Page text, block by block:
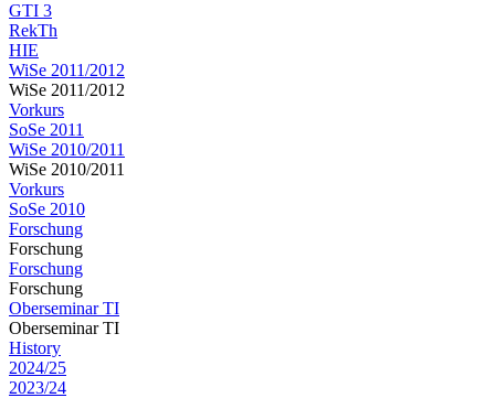
GTI 3
RekTh
HIE
WiSe 2011/2012
WiSe 2011/2012
Vorkurs
SoSe 2011
WiSe 2010/2011
WiSe 2010/2011
Vorkurs
SoSe 2010
Forschung
Forschung
Forschung
Forschung
Oberseminar TI
Oberseminar TI
History
2024/25
2023/24